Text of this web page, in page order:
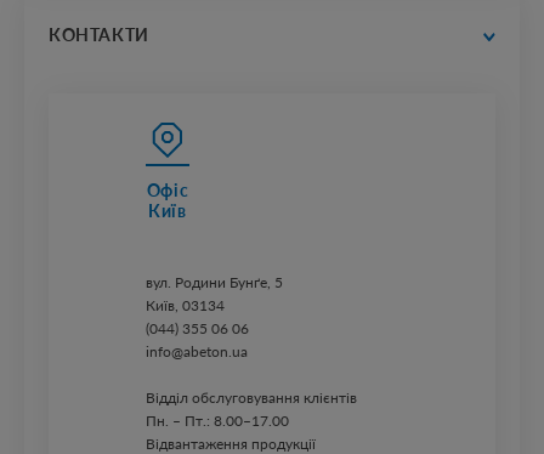
прайс-листи
КОНТАКТИ
Офіс
Київ
вул. ​Родини Бунґе, 5
Київ, 03134
(044) 355 06 06
info@abeton.ua
Відділ обслуговування клієнтів
Пн. – Пт.: 8.00–17.00
Відвантаження продукції